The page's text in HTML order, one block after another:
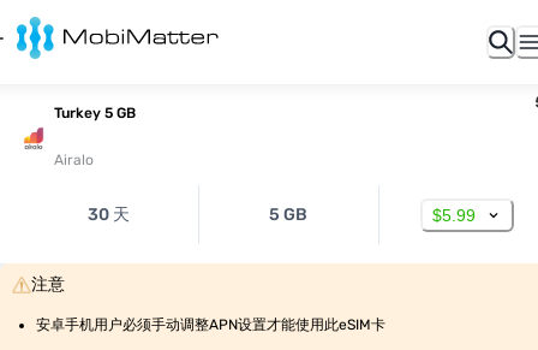
Turkey 5 GB
Airalo
30 天 5 GB $5.99
注意
安卓手机用户必须手动调整APN设置才能使用此eSIM卡